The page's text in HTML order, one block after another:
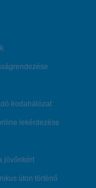
Irodahálózat
lekérdezése
jövőnkért
úton történő